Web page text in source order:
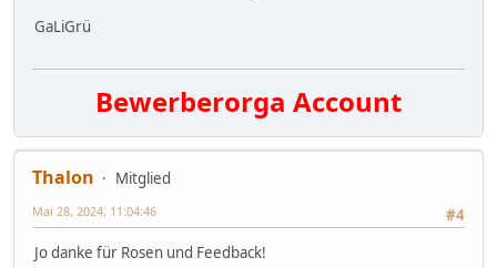
GaLiGrü
Bewerberorga Account
Thalon
Mitglied
#4
Mai 28, 2024, 11:04:46
Jo danke für Rosen und Feedback!